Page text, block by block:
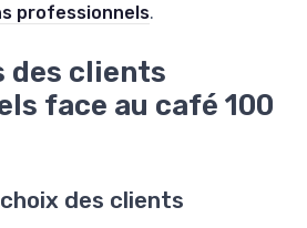
professionnels.
des clients
face au café 100
des clients